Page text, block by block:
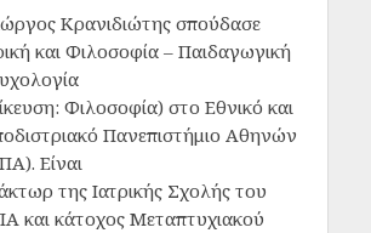
Κρανιδιώτης σπούδασε
και Φιλοσοφία – Παιδαγωγική
Φιλοσοφία) στο Εθνικό και
Πανεπιστήμιο Αθηνών
Είναι
της Ιατρικής Σχολής του
και κάτοχος Μεταπτυχιακού